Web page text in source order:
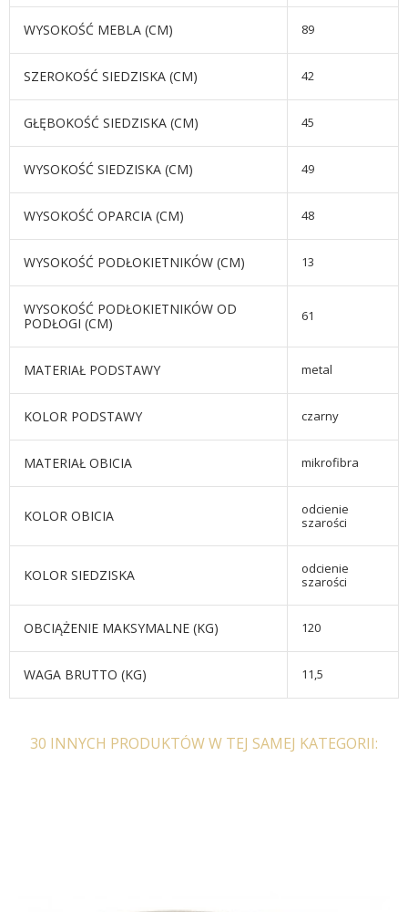
WYSOKOŚĆ MEBLA (CM) 89
SZEROKOŚĆ SIEDZISKA (CM) 42
GŁĘBOKOŚĆ SIEDZISKA (CM) 45
WYSOKOŚĆ SIEDZISKA (CM) 49
WYSOKOŚĆ OPARCIA (CM) 48
WYSOKOŚĆ PODŁOKIETNIKÓW (CM) 13
WYSOKOŚĆ PODŁOKIETNIKÓW OD
PODŁOGI (CM)
61
MATERIAŁ PODSTAWY metal
KOLOR PODSTAWY czarny
MATERIAŁ OBICIA mikrofibra
KOLOR OBICIA
odcienie
szarości
KOLOR SIEDZISKA
odcienie
szarości
OBCIĄŻENIE MAKSYMALNE (KG) 120
WAGA BRUTTO (KG) 11,5
30 INNYCH PRODUKTÓW W TEJ SAMEJ KATEGORII: